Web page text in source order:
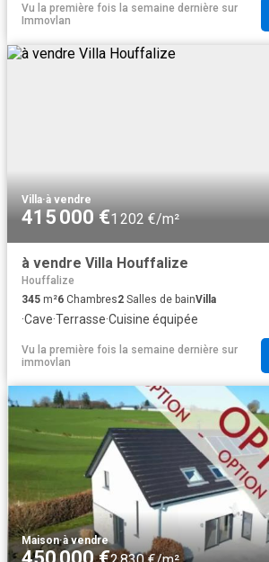
Vu la première fois la semaine dernière sur
Immovlan
Villa·à vendre
415 000 €1 202 €/m²
à vendre Villa Houffalize
Houffalize
345 m²6 Chambres2 Salles de bainVilla
·Cave·Terrasse·Cuisine équipée
Vu la première fois la semaine dernière sur
immovlan
Maison·à vendre